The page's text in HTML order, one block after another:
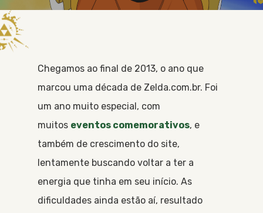
Chegamos ao final de 2013, o ano que
marcou uma década de Zelda.com.br. Foi
um ano muito especial, com
muitos eventos comemorativos, e
também de crescimento do site,
lentamente buscando voltar a ter a
energia que tinha em seu início. As
dificuldades ainda estão aí, resultado